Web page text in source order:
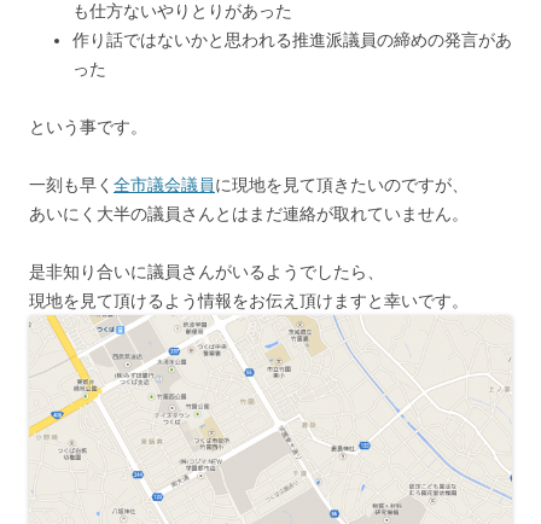
も仕方ないやりとりがあった
作り話ではないかと思われる推進派議員の締めの発言があ
った
という事です。
一刻も早く 全市議会議員に現地を見て頂きたいのですが、
あいにく大半の議員さんとはまだ連絡が取れていません。
是非知り合いに議員さんがいるようでしたら、
現地を見て頂けるよう情報をお伝え頂けますと幸いです。